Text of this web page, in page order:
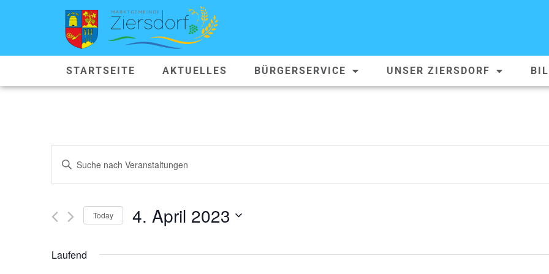
STARTSEITE AKTUELLES BÜRGERSERVICE UNSER ZIERSDORF
VERANSTALTUNGEN
SUCHE
UND
ANSICHTEN,
NAVIGATION
Geben
Sie
Schlüsselwort.
Veranstaltungen
Schlüsselwort.
Today 4. April 2023
Laufend